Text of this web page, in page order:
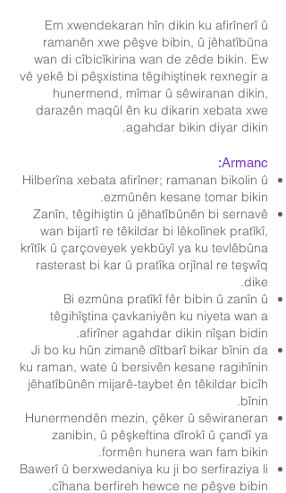
Em xwendekaran hîn dikin ku afirînerî û
ramanên xwe pêşve bibin, û jêhatîbûna
wan di cîbicîkirina wan de zêde bikin. Ew
vê yekê bi pêşxistina têgihiştinek rexnegir a
hunermend, mîmar û sêwiranan dikin,
darazên maqûl ên ku dikarin xebata xwe
agahdar bikin diyar dikin.
Armanc:
Hilberîna xebata afirîner; ramanan bikolin û
ezmûnên kesane tomar bikin.
Zanîn, têgihiştin û jêhatîbûnên bi sernavê
wan bijartî re têkildar bi lêkolînek pratîkî,
krîtîk û çarçoveyek yekbûyî ya ku tevlêbûna
rasterast bi kar û pratîka orjînal re teşwîq
dike.
Bi ezmûna pratîkî fêr bibin û zanîn û
têgihîştina çavkaniyên ku niyeta wan a
afirîner agahdar dikin nîşan bidin.
Ji bo ku hûn zimanê dîtbarî bikar bînin da
ku raman, wate û bersivên kesane ragihînin
jêhatîbûnên mijarê-taybet ên têkildar bicîh
bînin.
Hunermendên mezin, çêker û sêwiraneran
zanibin, û pêşkeftina dîrokî û çandî ya
formên hunera wan fam bikin.
Bawerî û berxwedaniya ku ji bo serfiraziya li
cîhana berfireh hewce ne pêşve bibin.